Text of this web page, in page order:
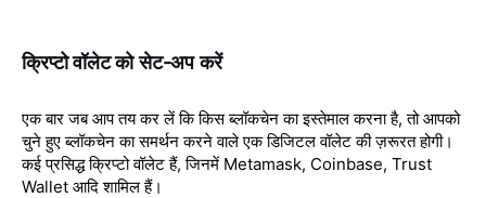
क्रिप्टो वॉलेट को सेट-अप करें
एक बार जब आप तय कर लें कि किस ब्लॉकचेन का इस्तेमाल करना है, तो आपको
चुने हुए ब्लॉकचेन का समर्थन करने वाले एक डिजिटल वॉलेट की ज़रूरत होगी।
कई प्रसिद्ध क्रिप्टो वॉलेट हैं, जिनमें Metamask, Coinbase, Trust
Wallet आदि शामिल हैं।